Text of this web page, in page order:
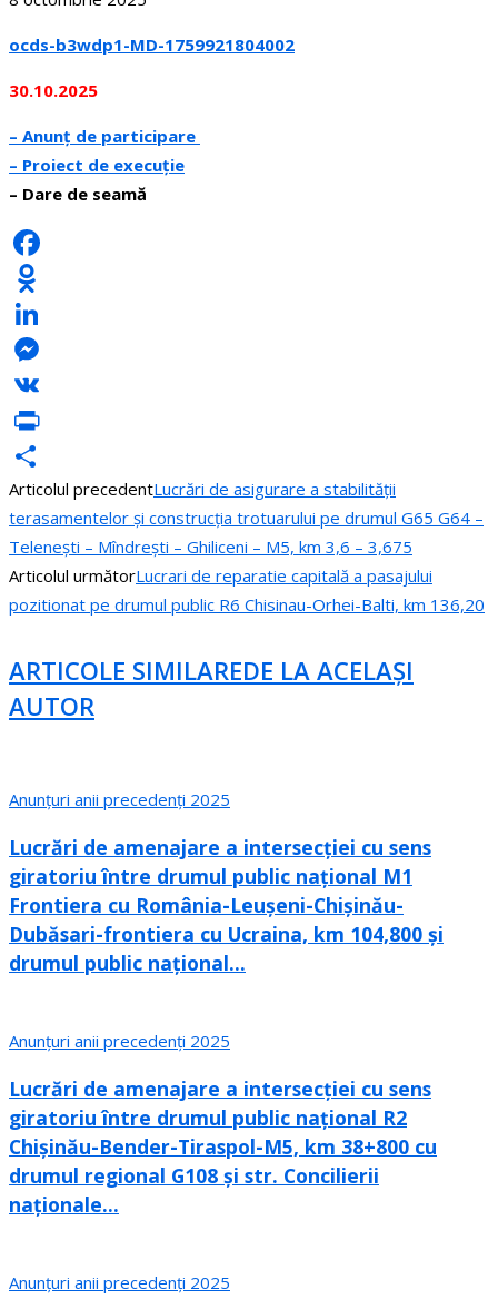
ocds-b3wdp1-MD-1759921804002
30.10.2025
– Anunț de participare
– Proiect de execuție
– Dare de seamă
Facebook
Odnoklassniki
LinkedIn
Messenger
VK
PrintFriendly
Partajează
Articolul precedentLucrări de asigurare a stabilității
terasamentelor și construcția trotuarului pe drumul G65 G64 –
Telenești – Mîndrești – Ghiliceni – M5, km 3,6 – 3,675
Articolul următorLucrari de reparatie capitală a pasajului
pozitionat pe drumul public R6 Chisinau-Orhei-Balti, km 136,20
ARTICOLE SIMILAREDE LA ACELAȘI
AUTOR
Anunțuri anii precedenți 2025
Lucrări de amenajare a intersecției cu sens
giratoriu între drumul public național M1
Frontiera cu România-Leușeni-Chișinău-
Dubăsari-frontiera cu Ucraina, km 104,800 și
drumul public național...
Anunțuri anii precedenți 2025
Lucrări de amenajare a intersecției cu sens
giratoriu între drumul public național R2
Chișinău-Bender-Tiraspol-M5, km 38+800 cu
drumul regional G108 și str. Concilierii
naționale...
Anunțuri anii precedenți 2025